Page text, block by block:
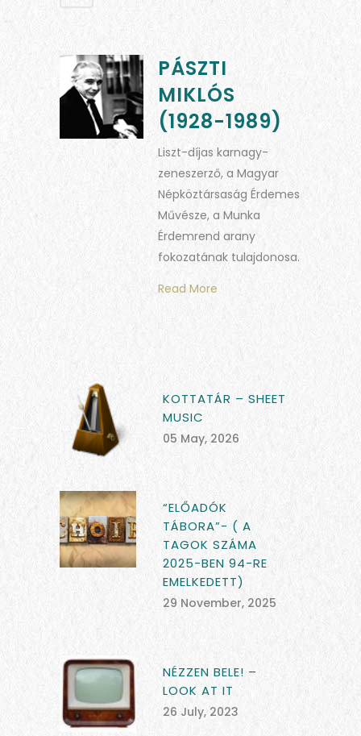
PÁSZTI
MIKLÓS
(1928-1989)
Liszt-díjas karnagy-
zeneszerző, a Magyar
Népköztársaság Érdemes
Művésze, a Munka
Érdemrend arany
fokozatának tulajdonosa.
Read More
KOTTATÁR – SHEET
MUSIC
05 May, 2026
“ELŐADÓK
TÁBORA”- ( A
TAGOK SZÁMA
2025-BEN 94-RE
EMELKEDETT)
29 November, 2025
NÉZZEN BELE! –
LOOK AT IT
26 July, 2023